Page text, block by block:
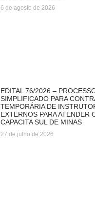
6 de agosto de 2026
EDITAL 76/2026 –
SIMPLIFICADO PARA
TEMPORÁRIA DE
EXTERNOS PARA ATENDER
CAPACITA SUL DE MINAS
27 de julho de 2026